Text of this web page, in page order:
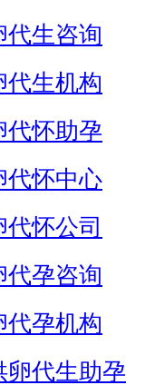
代生咨询
代生机构
代怀助孕
代怀中心
代怀公司
代孕咨询
代孕机构
卵代生助孕